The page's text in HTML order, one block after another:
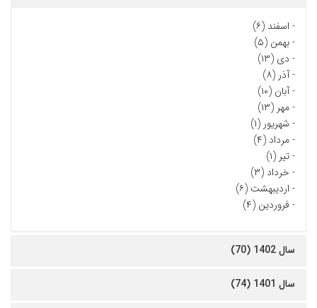
- اسفند (۶)
-بهمن (۵)
- دی (۱۳)
-آذر (۸)
-آبان (۱۰)
-مهر (۱۳)
- شهریور (۱)
-مرداد (۴)
-تیر (۱)
- خرداد (۳)
- اردیبهشت (۶)
- فروردین (۴)
سال 1402 (70)
سال 1401 (74)